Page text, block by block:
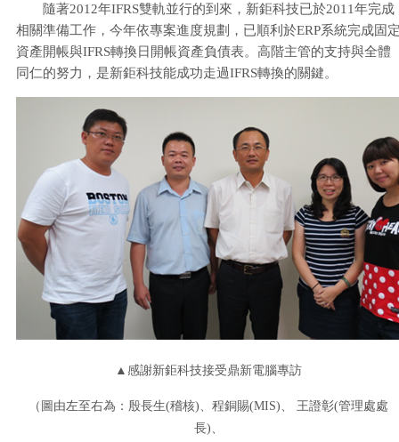
隨著2012年IFRS雙軌並行的到來，新鉅科技已於2011年完成
相關準備工作，今年依專案進度規劃，已順利於ERP系統完成固
資產開帳與IFRS轉換日開帳資產負債表。高階主管的支持與全體
同仁的努力，是新鉅科技能成功走過IFRS轉換的關鍵。
▲感謝新鉅科技接受鼎新電腦專訪
（圖由左至右為：殷長生(稽核)、程銅賜(MIS)、 王證彰(管理處處
長)、